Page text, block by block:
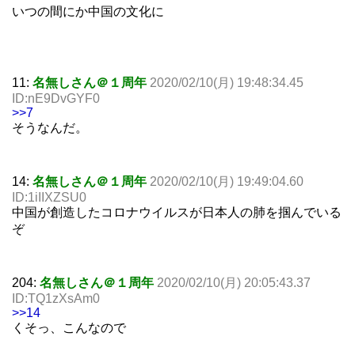
いつの間にか中国の文化に
11: 名無しさん＠１周年 2020/02/10(月) 19:48:34.45
ID:nE9DvGYF0
>>7
そうなんだ。
14: 名無しさん＠１周年 2020/02/10(月) 19:49:04.60
ID:1iIIXZSU0
中国が創造したコロナウイルスが日本人の肺を掴んでいる
ぞ
204: 名無しさん＠１周年 2020/02/10(月) 20:05:43.37
ID:TQ1zXsAm0
>>14
くそっ、こんなので